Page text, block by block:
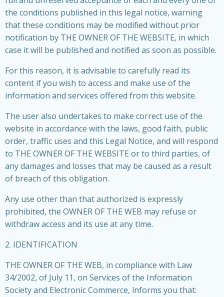
the conditions published in this legal notice, warning
that these conditions may be modified without prior
notification by THE OWNER OF THE WEBSITE, in which
case it will be published and notified as soon as possible.
For this reason, it is advisable to carefully read its
content if you wish to access and make use of the
information and services offered from this website.
The user also undertakes to make correct use of the
website in accordance with the laws, good faith, public
order, traffic uses and this Legal Notice, and will respond
to THE OWNER OF THE WEBSITE or to third parties, of
any damages and losses that may be caused as a result
of breach of this obligation.
Any use other than that authorized is expressly
prohibited, the OWNER OF THE WEB may refuse or
withdraw access and its use at any time.
2. IDENTIFICATION
THE OWNER OF THE WEB, in compliance with Law
34/2002, of July 11, on Services of the Information
Society and Electronic Commerce, informs you that: